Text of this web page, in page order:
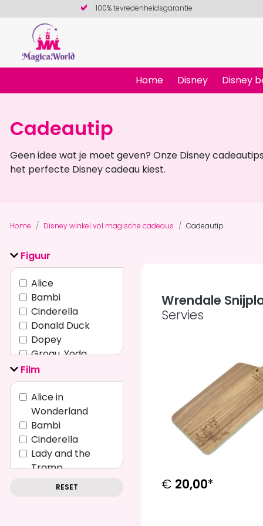
100% tevredenheidsgarantie
Home Disney Disney
Cadeautip
Geen idee wat je moet geven? Onze Disney
het perfecte Disney cadeau kiest.
Home Disney winkel vol magische cadeaus Cadeautip
Figuur
Alice
Bambi
Cinderella
Donald Duck
Dopey
Grogu, Yoda,
Mandalorian
Lady, Tramp
Marie
Mickey Mouse
Mickey Mouse,
Bambi
Mickey Mouse,
Pluto
Film
Alice in
Wonderland
Bambi
Cinderella
Lady and the
Tramp
Lilo & Stitch
RESET
Wrendale
Servies
€ 20,00*